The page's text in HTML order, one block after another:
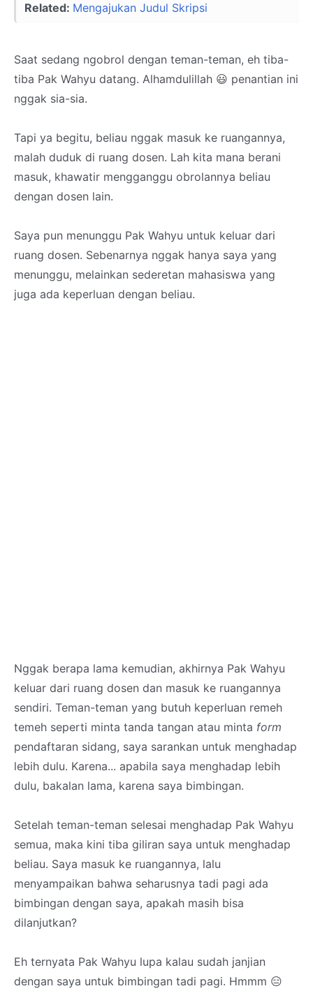
Related: Mengajukan Judul Skripsi
Saat sedang ngobrol dengan teman-teman, eh tiba-
tiba Pak Wahyu datang. Alhamdulillah 😃 penantian ini
nggak sia-sia.
Tapi ya begitu, beliau nggak masuk ke ruangannya,
malah duduk di ruang dosen. Lah kita mana berani
masuk, khawatir mengganggu obrolannya beliau
dengan dosen lain.
Saya pun menunggu Pak Wahyu untuk keluar dari
ruang dosen. Sebenarnya nggak hanya saya yang
menunggu, melainkan sederetan mahasiswa yang
juga ada keperluan dengan beliau.
Nggak berapa lama kemudian, akhirnya Pak Wahyu
keluar dari ruang dosen dan masuk ke ruangannya
sendiri. Teman-teman yang butuh keperluan remeh
temeh seperti minta tanda tangan atau minta form
pendaftaran sidang, saya sarankan untuk menghadap
lebih dulu. Karena... apabila saya menghadap lebih
dulu, bakalan lama, karena saya bimbingan.
Setelah teman-teman selesai menghadap Pak Wahyu
semua, maka kini tiba giliran saya untuk menghadap
beliau. Saya masuk ke ruangannya, lalu
menyampaikan bahwa seharusnya tadi pagi ada
bimbingan dengan saya, apakah masih bisa
dilanjutkan?
Eh ternyata Pak Wahyu lupa kalau sudah janjian
dengan saya untuk bimbingan tadi pagi. Hmmm 😑